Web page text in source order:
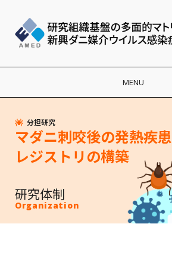
MENU
分担研究
マダニ刺咬後の発熱疾患
レジストリの構築
研究体制
Organization